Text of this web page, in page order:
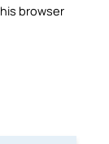
browser